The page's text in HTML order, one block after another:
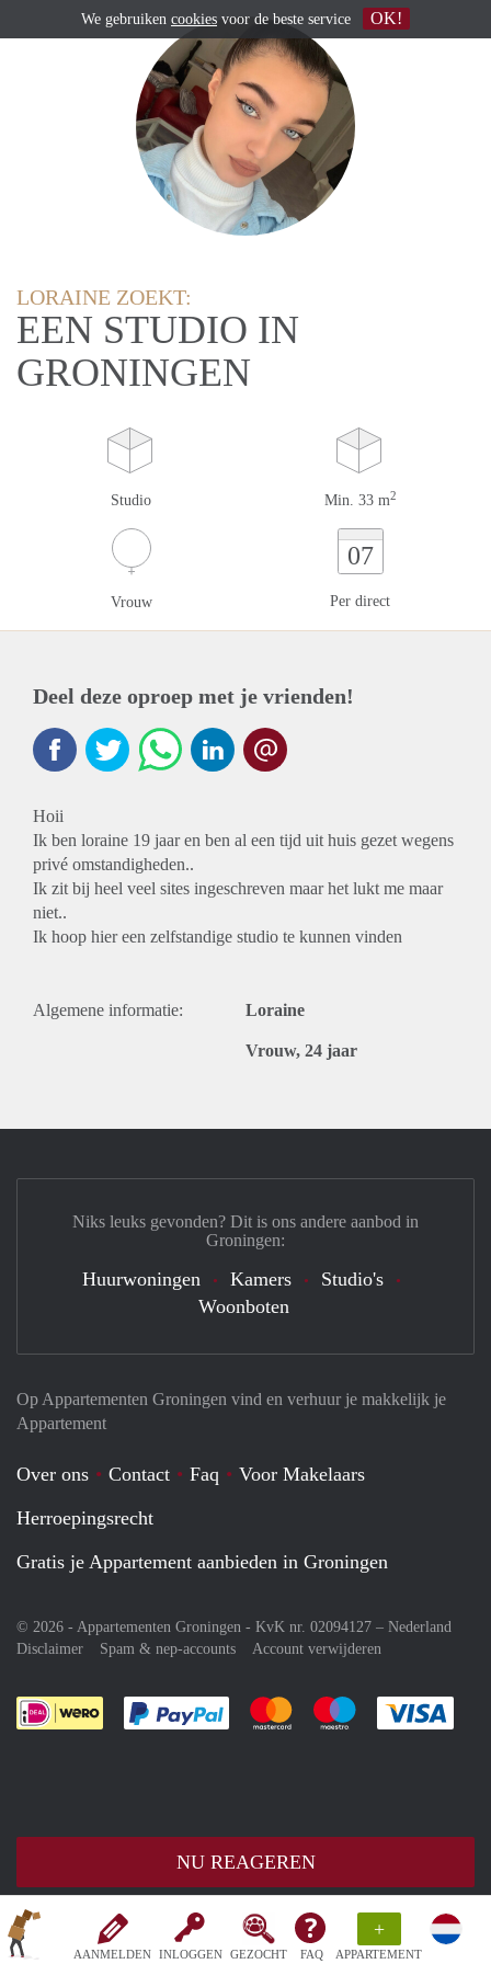
AANMELDEN INLOGGEN GEZOCHT FAQ
+
APPARTEMENT
LORAINE ZOEKT:
EEN STUDIO IN
GRONINGEN
Studio Min. 33 m2
Vrouw
07
Per direct
Deel deze oproep met je vrienden!
Hoii
Ik ben loraine 19 jaar en ben al een tijd uit huis gezet wegens
privé omstandigheden..
Ik zit bij heel veel sites ingeschreven maar het lukt me maar
niet..
Ik hoop hier een zelfstandige studio te kunnen vinden
Algemene informatie: Loraine
Vrouw, 24 jaar
NU REAGEREN
Op Appartementen Groningen vind en verhuur je makkelijk je
Appartement
Over ons Contact Faq
Voor Makelaars
Herroepingsrecht
Gratis je Appartement aanbieden in Groningen
© 2026 - Appartementen Groningen - KvK nr. 02094127 – Nederland
Disclaimer
Spam & nep-accounts Account verwijderen
Je rekent gemakkelijk af met Paypal
Je rekent gemakkelijk af met
Je rekent
Niks leuks gevonden? Dit is ons andere aanbod in
Groningen:
Huurwoningen Kamers
Studio's
Woonboten
We gebruiken cookies voor de beste service OK!